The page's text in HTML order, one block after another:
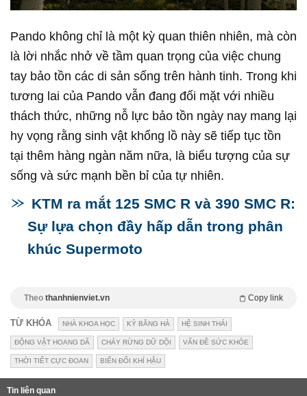
Pando không chỉ là một kỳ quan thiên nhiên, mà còn
là lời nhắc nhở về tầm quan trọng của việc chung
tay bảo tồn các di sản sống trên hành tinh. Trong khi
tương lai của Pando vẫn đang đối mặt với nhiều
thách thức, những nỗ lực bảo tồn ngày nay mang lại
hy vọng rằng sinh vật khổng lồ này sẽ tiếp tục tồn
tại thêm hàng ngàn năm nữa, là biểu tượng của sự
sống và sức mạnh bền bỉ của tự nhiên.
KTM ra mắt 125 SMC R và 390 SMC R:
Sự lựa chọn đầy hấp dẫn trong phân
khúc Supermoto
Theo thanhnienviet.vn Copy link
TỪ KHÓA NHÀ KHOA HỌC KỶ BĂNG HÀ HỆ SINH THÁI
ĐỘNG VẬT HOANG DÃ CHÁY RỪNG DỮ DỘI VẤN ĐỀ SỨC KHỎE
THỜI TIẾT CỰC ĐOAN BIẾN ĐỔI KHÍ HẬU
Tin liên quan